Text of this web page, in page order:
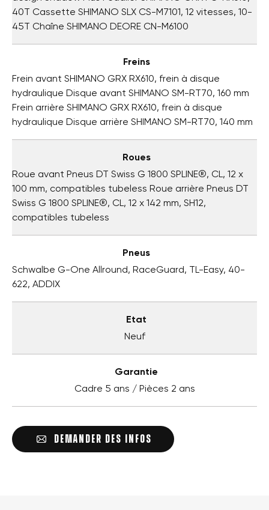
40T Cassette SHIMANO SLX CS-M7101, 12 vitesses, 10-
45T Chaîne SHIMANO DEORE CN-M6100
Freins
Frein avant SHIMANO GRX RX610, frein à disque
hydraulique Disque avant SHIMANO SM-RT70, 160 mm
Frein arrière SHIMANO GRX RX610, frein à disque
hydraulique Disque arrière SHIMANO SM-RT70, 140 mm
Roues
Roue avant Pneus DT Swiss G 1800 SPLINE®, CL, 12 x
100 mm, compatibles tubeless Roue arrière Pneus DT
Swiss G 1800 SPLINE®, CL, 12 x 142 mm, SH12,
compatibles tubeless
Pneus
Schwalbe G-One Allround, RaceGuard, TL-Easy, 40-
622, ADDIX
Etat
Neuf
Garantie
Cadre 5 ans / Pièces 2 ans
DEMANDER DES INFOS